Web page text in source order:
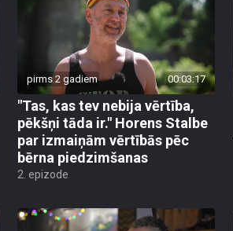
pirms 2 gadiem 00:03:17
"Tas, kas tev nebija vērtība,
pēkšņi tāda ir." Horens Stalbe
par izmaiņām vērtībās pēc
bērna piedzimšanas
2. epizode